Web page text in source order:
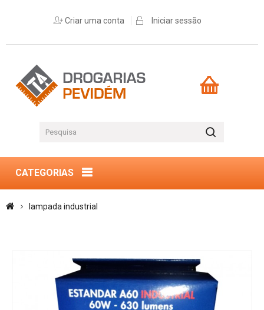
Criar uma conta Iniciar sessão
CATEGORIAS
lampada industrial